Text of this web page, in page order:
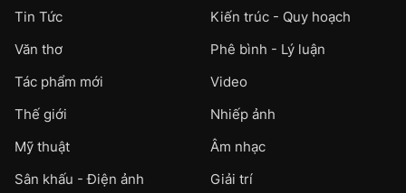
Tin Tức
Kiến trúc - Quy hoạch
Văn thơ
Phê bình - Lý luận
Tác phẩm mới
Video
Thế giới
Nhiếp ảnh
Mỹ thuật
Âm nhạc
Sân khấu - Điện ảnh
Giải trí